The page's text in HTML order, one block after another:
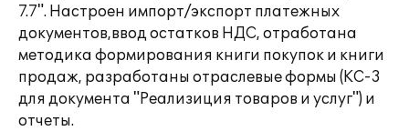
7.7". Настроен импорт/экспорт платежных
документов,ввод остатков НДС, отработана
методика формирования книги покупок и книги
продаж, разработаны отраслевые формы (КС-3
для документа "Реализиция товаров и услуг") и
отчеты.